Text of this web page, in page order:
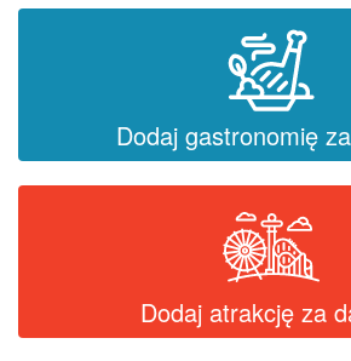
Dodaj gastronomię
Dodaj atrakcję za